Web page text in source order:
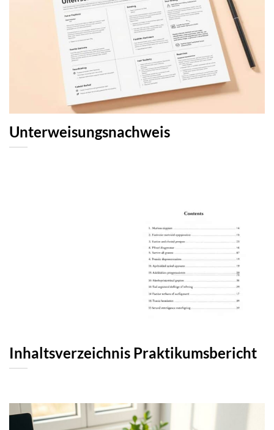
Unterweisungsnachweis
Inhaltsverzeichnis Praktikumsbericht